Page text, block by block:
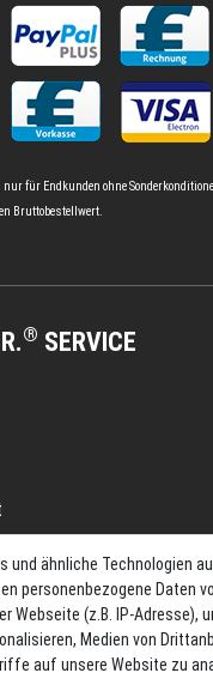
nur für Endkunden ohne
Bruttobestellwert.
® SERVICE
und ähnliche Technologien
personenbezogene Daten
Webseite (z.B. IP-Adresse),
Medien von
auf unsere Website zu